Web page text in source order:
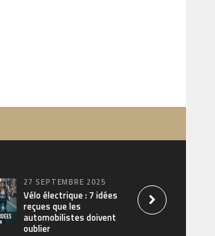
27 SEPTEMBRE 2025
Vélo électrique : 7 idées
reçues que les
automobilistes doivent
oublier